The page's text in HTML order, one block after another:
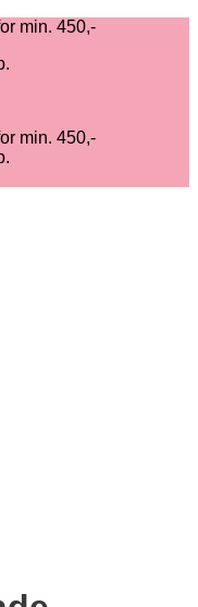
min. 450,-
min. 450,-